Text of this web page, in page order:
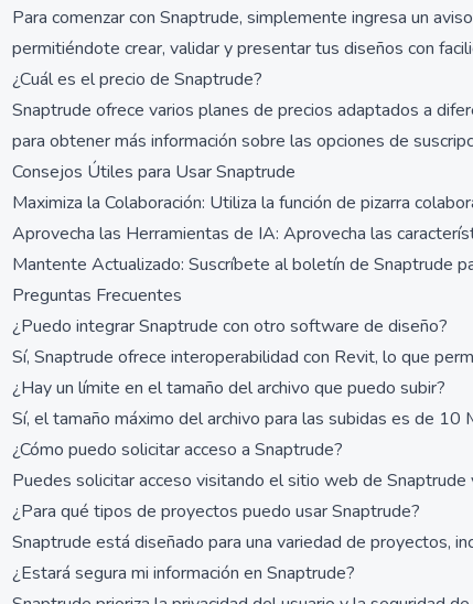
Para comenzar con Snaptrude, simplemente ingresa un
permitiéndote crear, validar y presentar tus diseños con
¿Cuál es el precio de Snaptrude?
Snaptrude ofrece varios planes de precios adaptados a
para obtener más información sobre las opciones de
Consejos Útiles para Usar Snaptrude
Maximiza la Colaboración: Utiliza la función de pizarra
Aprovecha las Herramientas de IA: Aprovecha las
Mantente Actualizado: Suscríbete al boletín de Snaptrude
Preguntas Frecuentes
¿Puedo integrar Snaptrude con otro software de diseño?
Sí, Snaptrude ofrece interoperabilidad con Revit, lo que
¿Hay un límite en el tamaño del archivo que puedo subir?
Sí, el tamaño máximo del archivo para las subidas es de
¿Cómo puedo solicitar acceso a Snaptrude?
Puedes solicitar acceso visitando el sitio web de
¿Para qué tipos de proyectos puedo usar Snaptrude?
Snaptrude está diseñado para una variedad de proyectos,
¿Estará segura mi información en Snaptrude?